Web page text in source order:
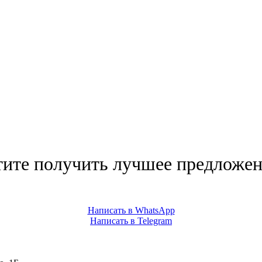
получить лучшее
Написать в WhatsApp
Написать в Telegram